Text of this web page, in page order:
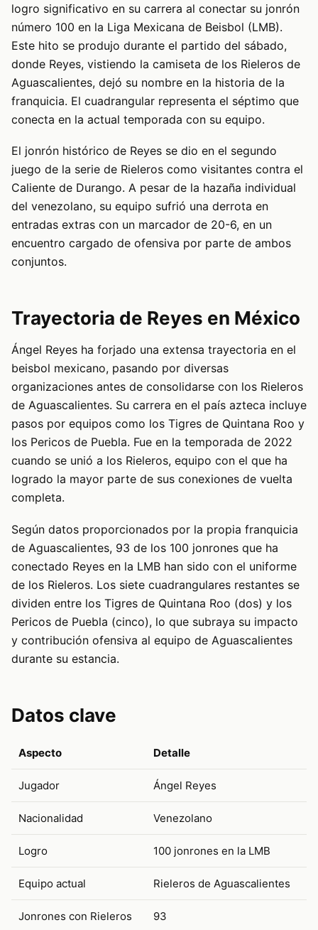
logro significativo en su carrera al conectar su jonrón
número 100 en la Liga Mexicana de Beisbol (LMB).
Este hito se produjo durante el partido del sábado,
donde Reyes, vistiendo la camiseta de los Rieleros de
Aguascalientes, dejó su nombre en la historia de la
franquicia. El cuadrangular representa el séptimo que
conecta en la actual temporada con su equipo.
El jonrón histórico de Reyes se dio en el segundo
juego de la serie de Rieleros como visitantes contra el
Caliente de Durango. A pesar de la hazaña individual
del venezolano, su equipo sufrió una derrota en
entradas extras con un marcador de 20-6, en un
encuentro cargado de ofensiva por parte de ambos
conjuntos.
Trayectoria de Reyes en México
Ángel Reyes ha forjado una extensa trayectoria en el
beisbol mexicano, pasando por diversas
organizaciones antes de consolidarse con los Rieleros
de Aguascalientes. Su carrera en el país azteca incluye
pasos por equipos como los Tigres de Quintana Roo y
los Pericos de Puebla. Fue en la temporada de 2022
cuando se unió a los Rieleros, equipo con el que ha
logrado la mayor parte de sus conexiones de vuelta
completa.
Según datos proporcionados por la propia franquicia
de Aguascalientes, 93 de los 100 jonrones que ha
conectado Reyes en la LMB han sido con el uniforme
de los Rieleros. Los siete cuadrangulares restantes se
dividen entre los Tigres de Quintana Roo (dos) y los
Pericos de Puebla (cinco), lo que subraya su impacto
y contribución ofensiva al equipo de Aguascalientes
durante su estancia.
Datos clave
Aspecto Detalle
Jugador Ángel Reyes
Nacionalidad Venezolano
Logro 100 jonrones en la LMB
Equipo actual Rieleros de Aguascalientes
Jonrones con Rieleros 93